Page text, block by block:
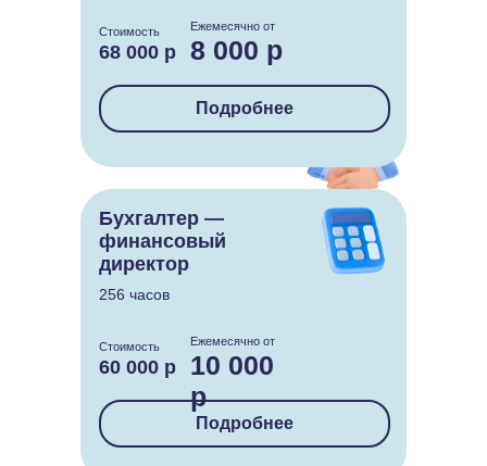
8 000 р
68 000 р
Ежемесячно от
Стоимость
Подробнее
Бухгалтер —
финансовый
директор
256 часов
10 000
р
60 000 р
Ежемесячно от
Стоимость
Подробнее